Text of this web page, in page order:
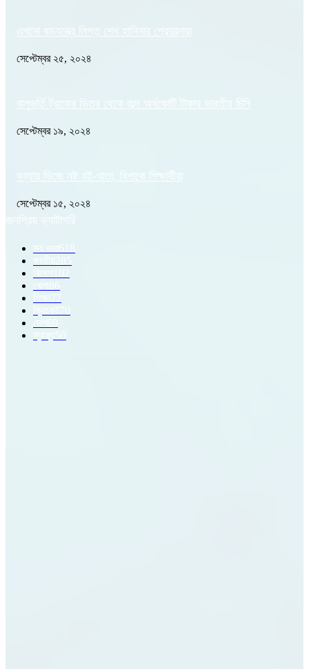
এখনো ষড়যন্ত্রে লিপ্ত শেখ হাসিনার প্রেতাত্মারা
সেপ্টেম্বর ২৫, ২০২৪
বালুভর্তি ট্রাকের ভিতর থেকে জব্দ অর্ধকোটি টাকার ভারতীয় চিনি
সেপ্টেম্বর ১৯, ২০২৪
বন্যায় ভিজে নষ্ট বই-খাতা, বিপাকে শিক্ষার্থীরা
সেপ্টেম্বর ১৫, ২০২৪
জনপ্রিয় ক্যাটাগরি
সব খবর 618
জাতীয় 285
বিদেশ
102
খেলা86
শিক্ষা77
ক্রিকেট 70
দেশ 69
স্বাস্থ্য 50